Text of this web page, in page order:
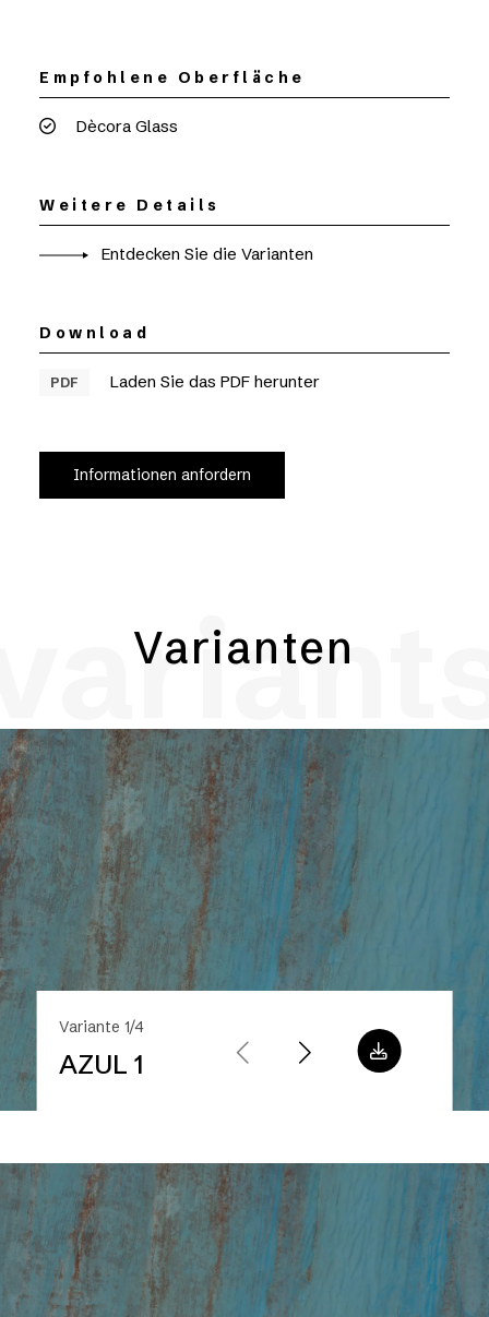
Empfohlene Oberfläche
Dècora Glass
Weitere Details
Entdecken Sie die Varianten
Download
PDF Laden Sie das PDF herunter
Informationen anfordern
Varianten
Variante 1/4
AZUL 1